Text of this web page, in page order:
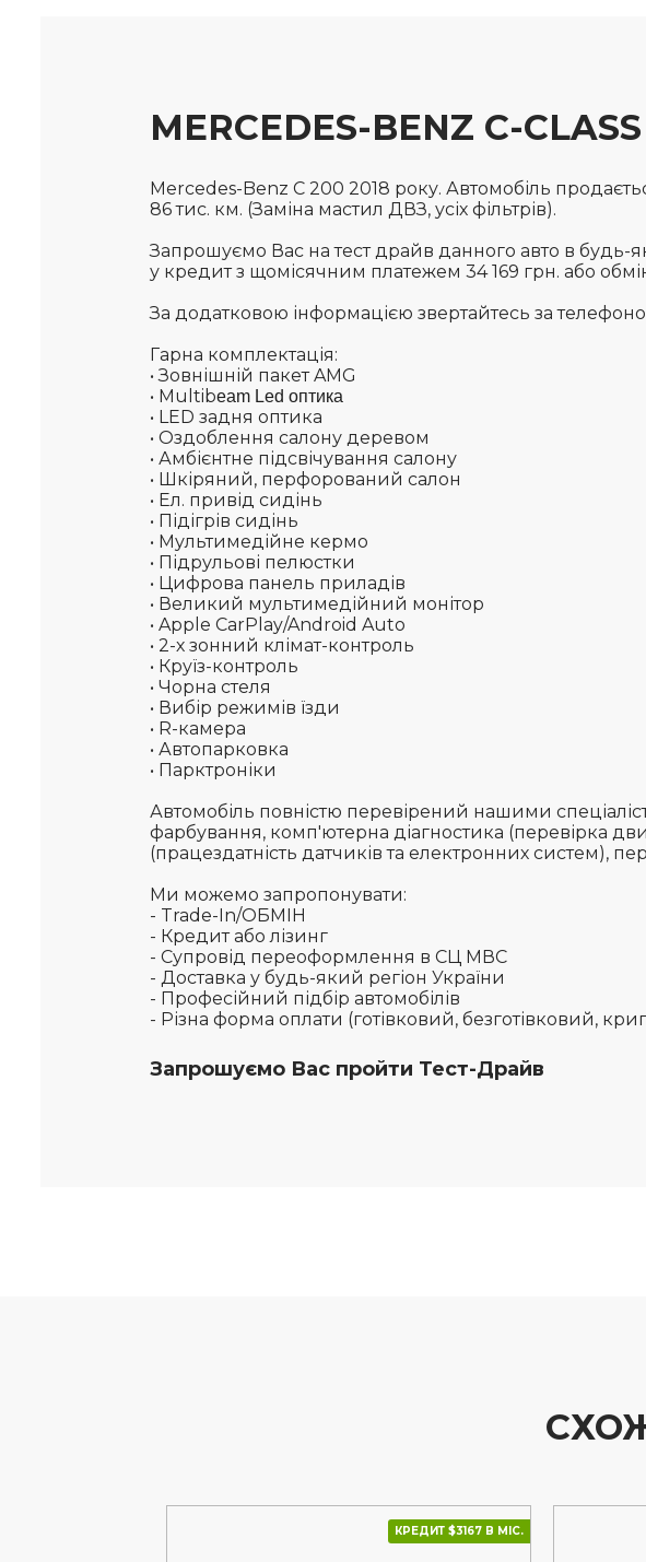
MERCEDES-BENZ C-
Mercedes-Benz C 200 2018 року. Автомобіль
86 тис. км. (Заміна мастил ДВЗ, усіх фільтрів).
Запрошуємо Вас на тест драйв данного авто в
у кредит з щомісячним платежем 34 169 грн. або
За додатковою інформацією звертайтесь за
Гарна комплектація:
• Зовнішній пакет AMG
• Multibeam Led оптика
• LED задня оптика
• Оздоблення салону деревом
• Амбієнтне підсвічування салону
• Шкіряний, перфорований салон
• Ел. привід сидінь
• Підігрів сидінь
• Мультимедійне кермо
• Підрульові пелюстки
• Цифрова панель приладів
• Великий мультимедійний монітор
• Apple CarPlay/Android Auto
• 2-х зонний клімат-контроль
• Круїз-контроль
• Чорна стеля
• Вибір режимів їзди
• R-камера
• Автопарковка
• Парктроніки
Автомобіль повністю перевірений нашими
фарбування, комп'ютерна діагностика (перевірка
(працездатність датчиків та електронних систем),
Ми можемо запропонувати:
- Trade-In/ОБМІН
- Кредит або лізинг
- Супровід переоформлення в СЦ МВС
- Доставка у будь-який регіон України
- Професійний підбір автомобілів
- Різна форма оплати (готівковий, безготівковий,
Запрошуємо Вас пройти Тест-Драйв
КРЕДИТ $3167 В МІС.